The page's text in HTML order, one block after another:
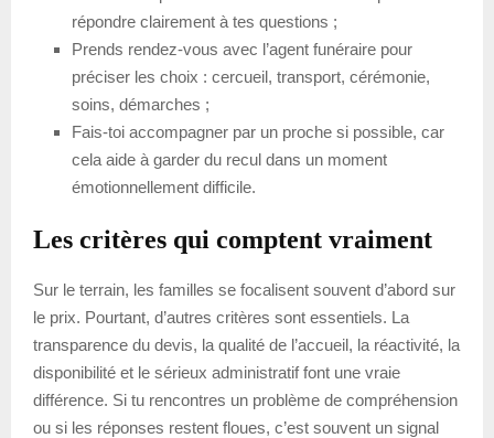
répondre clairement à tes questions ;
Prends rendez-vous avec l’agent funéraire pour
préciser les choix : cercueil, transport, cérémonie,
soins, démarches ;
Fais-toi accompagner par un proche si possible, car
cela aide à garder du recul dans un moment
émotionnellement difficile.
Les critères qui comptent vraiment
Sur le terrain, les familles se focalisent souvent d’abord sur
le prix. Pourtant, d’autres critères sont essentiels. La
transparence du devis, la qualité de l’accueil, la réactivité, la
disponibilité et le sérieux administratif font une vraie
différence. Si tu rencontres un problème de compréhension
ou si les réponses restent floues, c’est souvent un signal